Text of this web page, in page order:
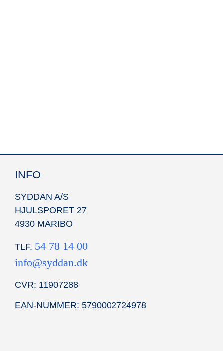
INFO
SYDDAN A/S
HJULSPORET 27
4930 MARIBO
TLF. 54 78 14 00
info@syddan.dk
CVR: 11907288
EAN-NUMMER: 5790002724978